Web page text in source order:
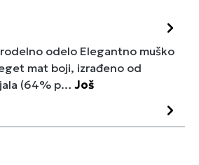
odelo Elegantno muško
mat boji, izrađeno od
(64% p…Još